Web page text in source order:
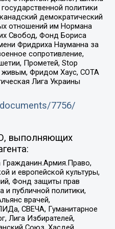
политики
демократический
отношений им Нормана
Свобод, Фонд Бориса
Фридриха Науманна за
сопротивление,
Прометей, Stop
живым, Фридом Хаус, СОТА
Лига Украины
7756/
выполняющих
Гражданин.Армия.Право,
и европейской культуры,
Фонд защиты прав
и публичной политики,
врачей,
СВЕЧА, Гуманитарное
Лига Избирателей,